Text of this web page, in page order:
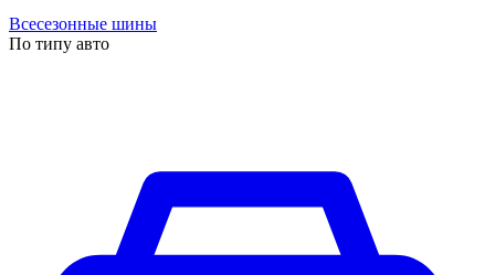
Всесезонные шины
По типу авто